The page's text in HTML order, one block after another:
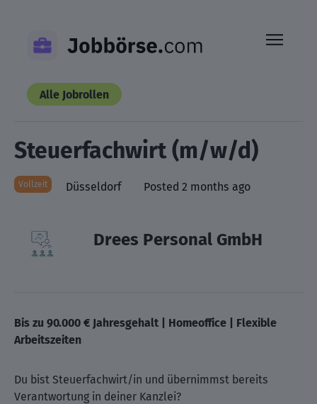
content
Alle Jobrollen
Steuerfachwirt (m/w/d)
Vollzeit Düsseldorf Posted 2 months ago
Drees Personal GmbH
Bis zu 90.000 € Jahresgehalt | Homeoffice | Flexible
Arbeitszeiten
Du bist Steuerfachwirt/in und übernimmst bereits
Verantwortung in deiner Kanzlei?